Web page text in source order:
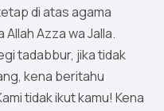
di atas agama
Azza wa Jalla.
tadabbur, jika tidak
kena beritahu
tidak ikut kamu! Kena